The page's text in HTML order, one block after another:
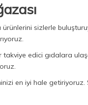
ürünlerini sizlerle
edici gıdalara
en iyi hale getiriyoruz.